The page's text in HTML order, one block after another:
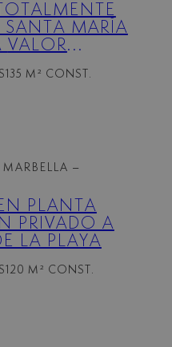
SANTA MARÍA
REBAJADO
135 M² CONST.
–
PLANTA
PRIVADO A
LA PLAYA
120 M² CONST.